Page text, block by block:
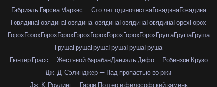
Габриэль Гарсиа Маркес — Сто лет одиночестваГовядинаГовядина
ГовядинаГовядинаГовядинаГовядинаГовядинаГовядинаГорохГорох
ГорохГорохГорохГорохГорохГорохГорохГорохГорохГрушаГрушаГруша
ГрушаГрушаГрушаГрушаГрушаГруша
Гюнтер Грасс — Жестяной барабанДаниэль Дефо — Робинзон Крузо
Дж. Д. Сэлинджер — Над пропастью во ржи
Дж. К. Роулинг — Гарри Поттер и философский камень